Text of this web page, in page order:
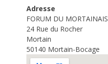
Adresse
FORUM DU MORTAINAIS
24 Rue du Rocher
Mortain
50140 Mortain-Bocage